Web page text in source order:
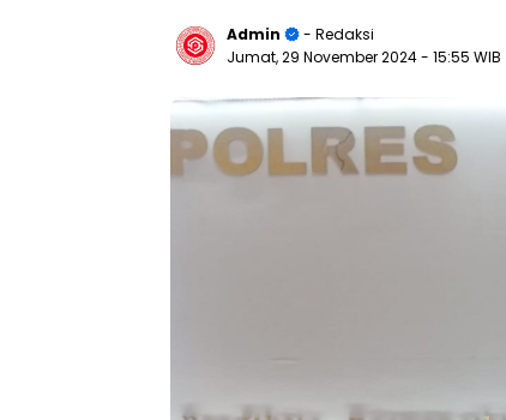
Admin
- Redaksi
Jumat, 29 November 2024- 15:55 WIB